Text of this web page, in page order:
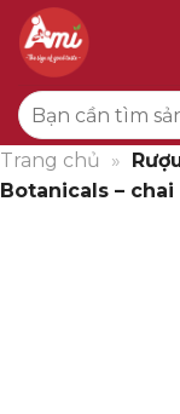
qua
dung
Tìm
kiếm:
Trang chủ »
Botanicals – chai